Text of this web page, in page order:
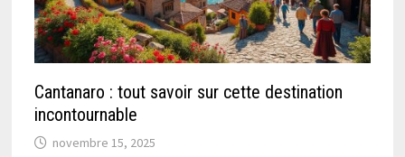
Cantanaro : tout savoir sur cette destination
incontournable
novembre 15, 2025